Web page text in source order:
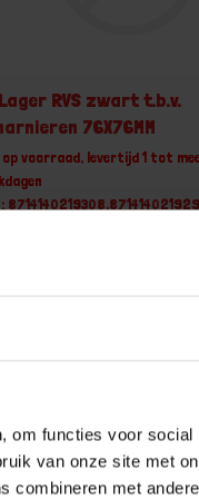
functies voor social
van onze site met
combineren met
RVS zwart t.b.v.
76X76MM
op voorraad, levertijd 1 tot
nu!